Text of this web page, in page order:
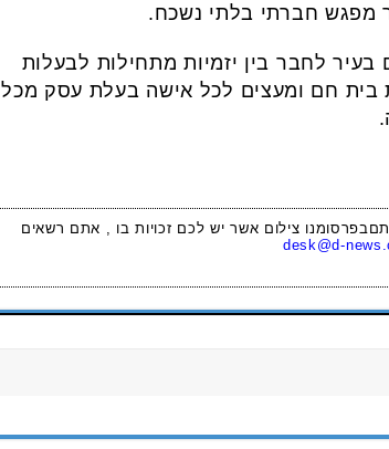
מפגש חברתי בלתי נשכח.
לחבר בין יזמיות מתחילות לבעלות
בית חם ומעצים לכל אישה בעלת עסק מכל
צילום אשר יש לכם זכויות בו , אתם רשאים
desk@d-